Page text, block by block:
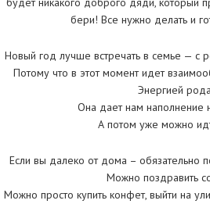
бери! Все нужно делать и
Новый год лучше встречать в семье — с
Потому что в этот момент идет
Энергией
Она дает нам наполнение
А потом уже можно
Если вы далеко от дома – обязательно
Можно поздравить
Можно просто купить конфет, выйти на